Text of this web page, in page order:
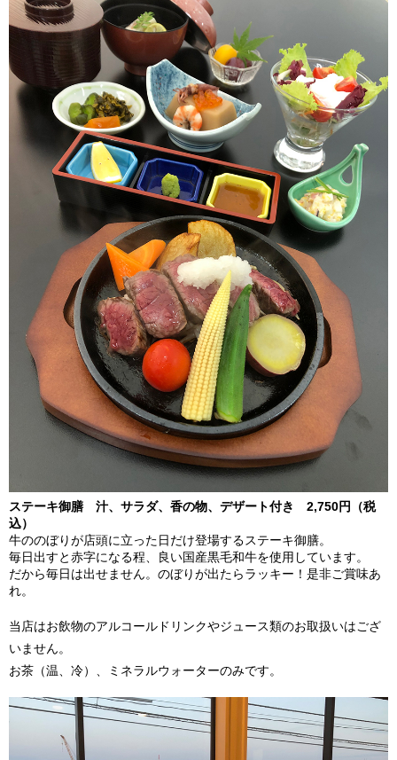
ステーキ御膳 汁、サラダ、香の物、デザート付き 2,750円（税
込）
牛ののぼりが店頭に立った日だけ登場するステーキ御膳。
毎日出すと赤字になる程、良い国産黒毛和牛を使用しています。
だから毎日は出せません。のぼりが出たらラッキー！是非ご賞味あ
れ。
当店はお飲物のアルコールドリンクやジュース類のお取扱いはござ
いません。
お茶（温、冷）、ミネラルウォーターのみです。